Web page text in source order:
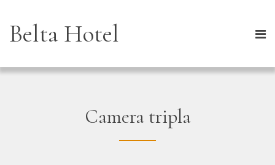
Belta Hotel
Camera tripla